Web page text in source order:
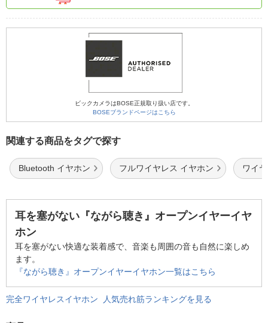
ビックカメラはBOSE正規取り扱い店です。
BOSEブランドページはこちら
関連する商品をタグで探す
Bluetooth イヤホン フルワイヤレス イヤホン ワイ
耳を塞がない『ながら聴き』オープンイヤーイヤ
ホン
耳を塞がない快適な装着感で、音楽も周囲の音も自然に楽しめ
ます。
『ながら聴き』オープンイヤーイヤホン一覧はこちら
完全ワイヤレスイヤホン 人気売れ筋ランキングを見る